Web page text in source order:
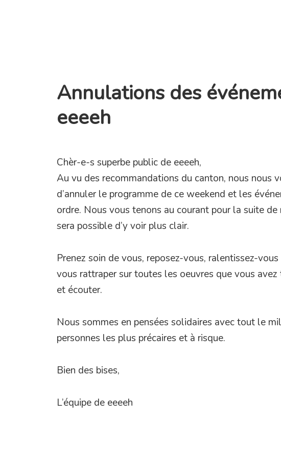
Annulations des
eeeeh
Chèr-e-s superbe public de eeeeh,
Au vu des recommandations du canton, nous nous
d’annuler le programme de ce weekend et les
ordre. Nous vous tenons au courant pour la suite de
sera possible d’y voir plus clair.
Prenez soin de vous, reposez-vous, ralentissez-
vous rattraper sur toutes les oeuvres que vous
et écouter.
Nous sommes en pensées solidaires avec tout le
personnes les plus précaires et à risque.
Bien des bises,
L’équipe de eeeeh